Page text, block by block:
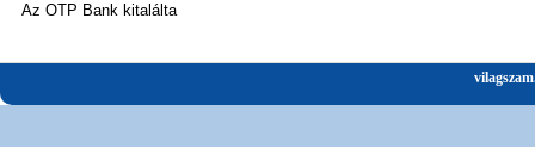
Az OTP Bank kitalálta